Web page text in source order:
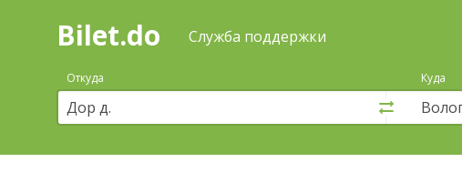
Поиск
покупка
билетов
автобус
онлайн
Bilet.do Служба поддержки
Откуда Куда